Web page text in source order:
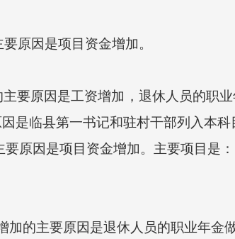
要原因是项目资金增加。
要原因是工资增加，退休人员的职
是临县第一书记和驻村干部列入本科
要原因是项目资金增加。主要项目是：
加的主要原因是退休人员的职业年金